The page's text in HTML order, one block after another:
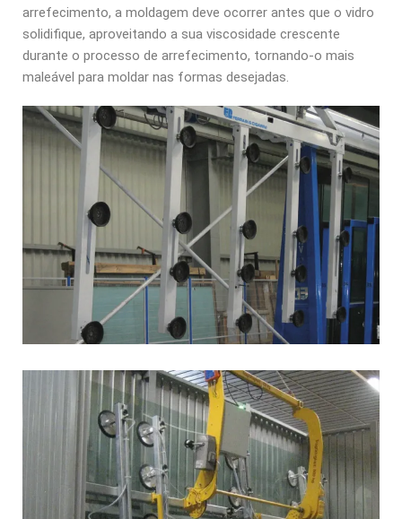
arrefecimento, a moldagem deve ocorrer antes que o vidro
solidifique, aproveitando a sua viscosidade crescente
durante o processo de arrefecimento, tornando-o mais
maleável para moldar nas formas desejadas.